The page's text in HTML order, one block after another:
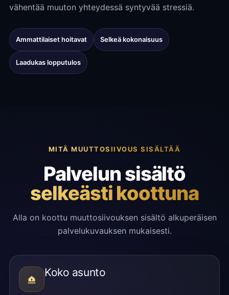
vähentää muuton yhteydessä syntyvää stressiä.
Ammattilaiset hoitavat Selkeä kokonaisuus
Laadukas lopputulos
MITÄ MUUTTOSIIVOUS SISÄLTÄÄ
Palvelun sisältö
selkeästi koottuna
Alla on koottu muuttosiivouksen sisältö alkuperäisen
palvelukuvauksen mukaisesti.
Koko asunto